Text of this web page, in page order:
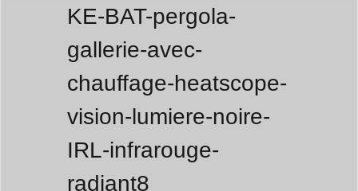
KE-BAT-pergola-
gallerie-avec-
chauffage-heatscope-
vision-lumiere-noire-
IRL-infrarouge-
radiant8